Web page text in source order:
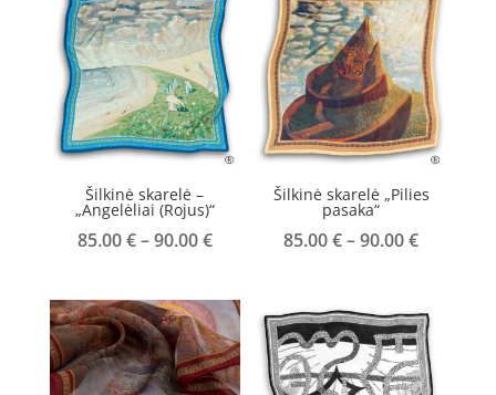
90.00 €
90.00 €
Šilkinė skarelė –
„Angelėliai (Rojus)“
85.00€–90.00€Price
85.00 €
through
90.00 €
Šilkinė skarelė „Pilies
pasaka“
85.00€–90.00€Price
through
90.00 €